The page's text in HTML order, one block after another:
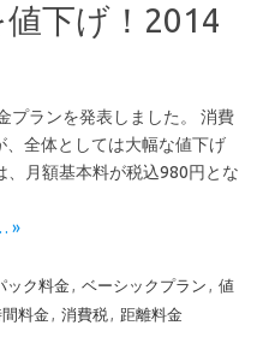
下げ！2014
プランを発表しました。 消費
全体としては大幅な値下げ
、月額基本料が税込980円とな
»
ック料金, ベーシックプラン , 値
間料金, 消費税 , 距離料金